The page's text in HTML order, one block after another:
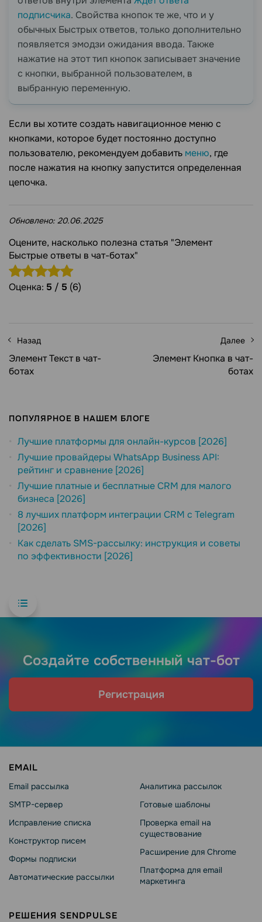
подписчика. Свойства кнопок те же, что и у
обычных Быстрых ответов, только дополнительно
появляется эмодзи ожидания ввода. Также
нажатие на этот тип кнопок записывает значение
с кнопки, выбранной пользователем, в
выбранную переменную.
Если вы хотите создать навигационное меню с
кнопками, которое будет постоянно доступно
пользователю, рекомендуем добавить меню, где
после нажатия на кнопку запустится определенная
цепочка.
Обновлено: 20.06.2025
Оцените, насколько полезна статья "Элемент
Быстрые ответы в чат-ботах"
Оценка: 5 / 5 (6)
Назад
Элемент Текст в чат-
ботах
Далее
Элемент Кнопка в чат-
ботах
ПОПУЛЯРНОЕ В НАШЕМ БЛОГЕ
Лучшие платформы для онлайн-курсов [2026]
Лучшие провайдеры WhatsApp Business API:
рейтинг и сравнение [2026]
Лучшие платные и бесплатные CRM для малого
бизнеса [2026]
8 лучших платформ интеграции CRM с Telegram
[2026]
Как сделать SMS-рассылку: инструкция и советы
по эффективности [2026]
Создайте собственный чат-бот
Регистрация
EMAIL
Email рассылка
SMTP-сервер
Исправление списка
Конструктор писем
Формы подписки
Автоматические рассылки
Аналитика рассылок
Готовые шаблоны
Проверка email на
существование
Расширение для Chrome
Платформа для email
маркетинга
РЕШЕНИЯ SENDPULSE